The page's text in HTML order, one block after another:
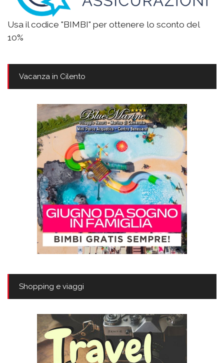
Usa il codice "BIMBI" per ottenere lo sconto del
10%
Vacanza in Cilento
Shopping e viaggi